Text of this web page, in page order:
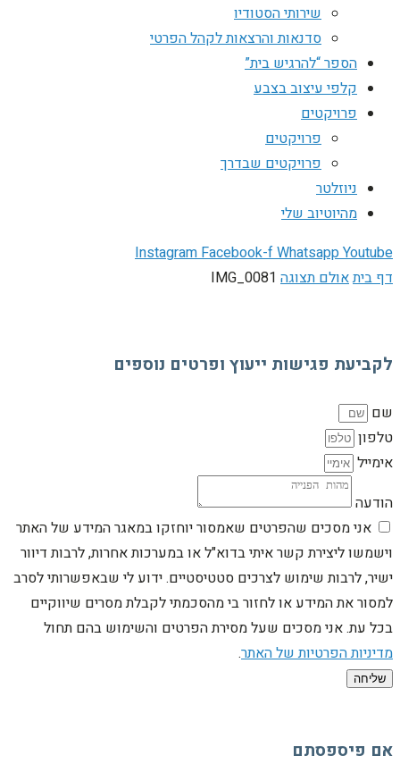
שירותי הסטודיו
סדנאות והרצאות לקהל הפרטי
הספר “להרגיש בית”
קלפי עיצוב בצבע
פרויקטים
פרויקטים
פרויקטים שבדרך
ניוזלטר
מהיוטיוב שלי
InstagramFacebook-fWhatsappYoutube
דף ביתאולם תצוגה IMG_0081
לקביעת פגישות ייעוץ ופרטים נוספים
שם
טלפון
אימייל
הודעה
אני מסכים שהפרטים שאמסור יוחזקו במאגר המידע של האתר
וישמשו ליצירת קשר איתי בדוא"ל או במערכות אחרות, לרבות דיוור
ישיר, לרבות שימוש לצרכים סטטיסטיים. ידוע לי שבאפשרותי לסרב
למסור את המידע או לחזור בי מהסכמתי לקבלת מסרים שיווקיים
בכל עת. אני מסכים שעל מסירת הפרטים והשימוש בהם תחול
מדיניות הפרטיות של האתר.
שליחה
אם פיספסתם